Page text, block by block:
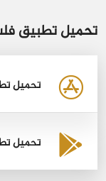
تحميل تطبيق
تحميل
تحميل